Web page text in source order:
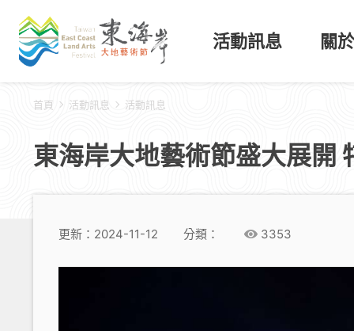
活動訊息 關
首頁 活動訊息 活動訊息
東海岸大地藝術節盛大展開
更新：2024-11-12 分類： 3353